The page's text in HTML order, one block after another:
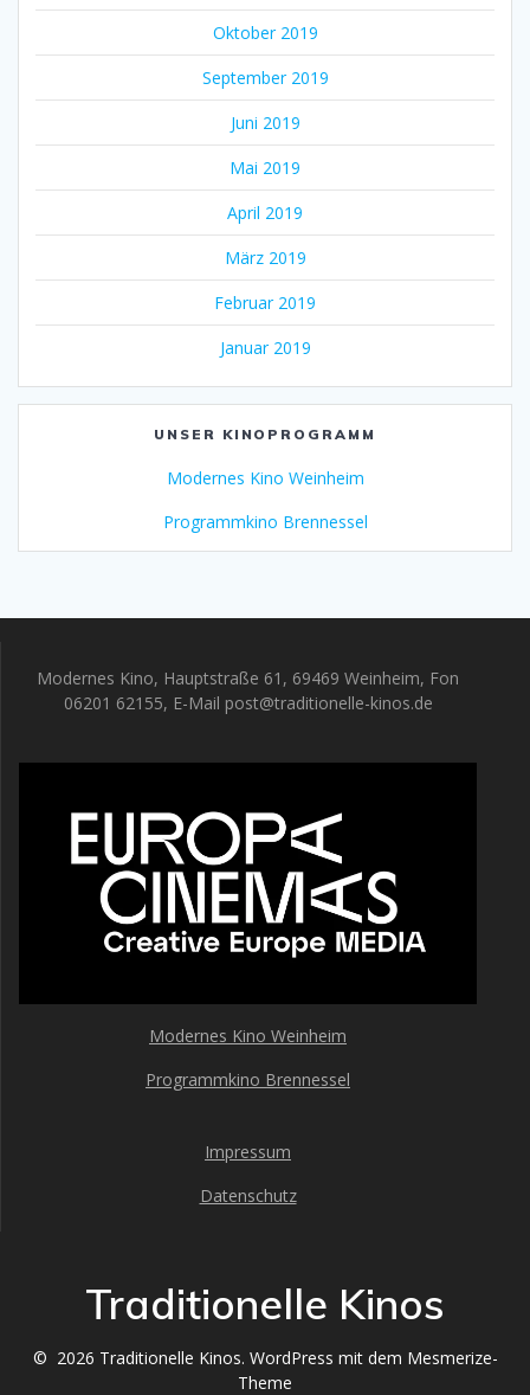
Oktober 2019
September 2019
Juni 2019
Mai 2019
April 2019
März 2019
Februar 2019
Januar 2019
UNSER KINOPROGRAMM
Modernes Kino Weinheim
Programmkino Brennessel
Modernes Kino, Hauptstraße 61, 69469 Weinheim, Fon
06201 62155, E-Mail post@traditionelle-kinos.de
Modernes Kino Weinheim
Programmkino Brennessel
Impressum
Datenschutz
Traditionelle Kinos
© 2026 Traditionelle Kinos. WordPress mit dem Mesmerize-
Theme